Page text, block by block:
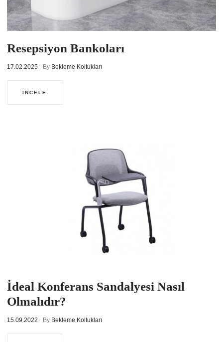
Resepsiyon Bankoları
17.02.2025 By Bekleme Koltukları
İNCELE
İdeal Konferans Sandalyesi Nasıl
Olmalıdır?
15.09.2022 By Bekleme Koltukları